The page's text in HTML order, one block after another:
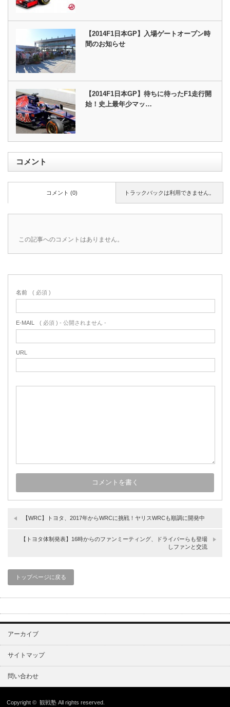
【2014F1日本GP】入場ゲートオープン時
間のお知らせ
【2014F1日本GP】待ちに待ったF1走行開
始！史上最年少マッ…
コメント
トラックバックは利用できません。
コメント (0)
この記事へのコメントはありません。
名前 ( 必須 )
E-MAIL ( 必須 ) - 公開されません -
URL
【WRC】トヨタ、2017年からWRCに挑戦！ヤリスWRCも順調に開発中
【トヨタ体制発表】16時からのファンミーティング、ドライバーらも登場
しファンと交流
トップページに戻る
アーカイブ
サイトマップ
問い合わせ
Copyright ©観戦塾 All rights reserved.